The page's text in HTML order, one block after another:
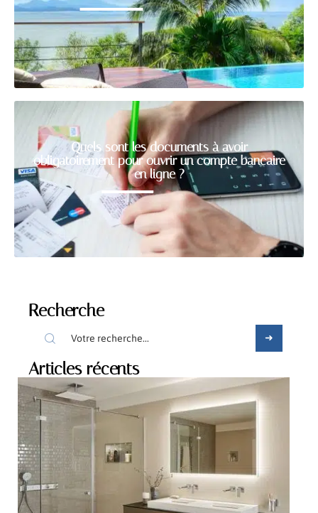
Quels sont les documents à avoir
obligatoirement pour ouvrir un compte bancaire
en ligne ?
Recherche
Articles récents